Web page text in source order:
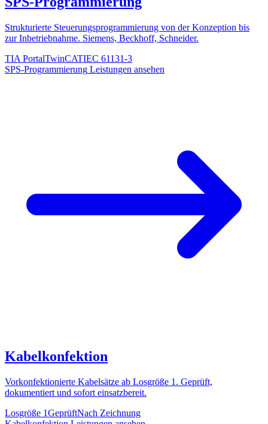
Strukturierte Steuerungsprogrammierung von der Konzeption bis
zur Inbetriebnahme. Siemens, Beckhoff, Schneider.
TIA PortalTwinCATIEC 61131-3
SPS-Programmierung Leistungen ansehen
Kabelkonfektion
Vorkonfektionierte Kabelsätze ab Losgröße 1. Geprüft,
dokumentiert und sofort einsatzbereit.
Losgröße 1GeprüftNach Zeichnung